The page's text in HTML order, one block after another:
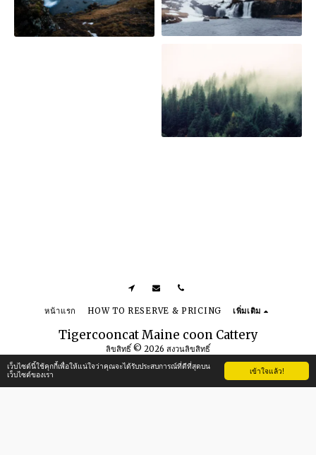
เข้าใจแล้ว!
เว็บไซต์นี้ใช้คุกกี้เพื่อให้แน่ใจว่าคุณจะได้รับประสบการณ์ที่ดีที่สุดบน
เว็บไซต์ของเรา
Tigercooncat Maine coon Cattery
ลิขสิทธิ์ © 2026 สงวนลิขสิทธิ์
ข้อกำหนดในการใช้งาน|นโยบายความเป็นส่วนตัว |การเข้าถึง
หน้าแรก HOW TO RESERVE & PRICING เพิ่มเติม